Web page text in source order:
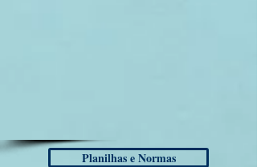
Planilhas e Normas